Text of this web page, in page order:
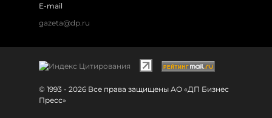
E-mail
gazeta@dp.ru
© 1993 - 2026 Все права защищены АО «ДП Бизнес
Пресс»